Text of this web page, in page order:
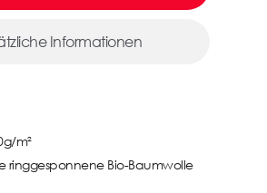
Informationen
m²
ringgesponnene Bio-Baumwolle